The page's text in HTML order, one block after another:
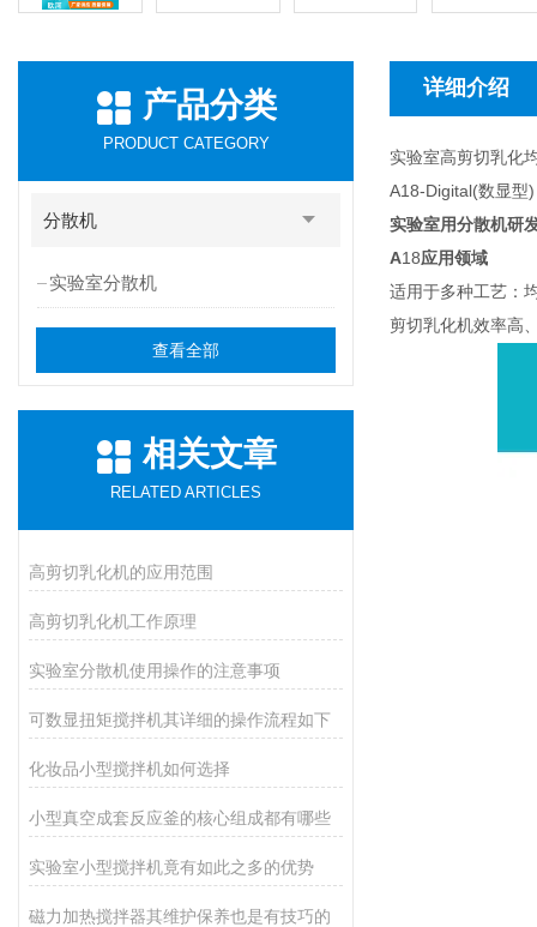
产品分类
PRODUCT CATEGORY
分散机
实验室分散机
查看全部
相关文章
RELATED ARTICLES
高剪切乳化机的应用范围
高剪切乳化机工作原理
实验室分散机使用操作的注意事项
可数显扭矩搅拌机其详细的操作流程如下
化妆品小型搅拌机如何选择
小型真空成套反应釜的核心组成都有哪些
实验室小型搅拌机竟有如此之多的优势
磁力加热搅拌器其维护保养也是有技巧的
详细介绍
实验室高剪切乳化
A18-Digital(数显型)
实验室用分散机研
A18应用领域
适用于多种工艺：
剪切乳化机效率高